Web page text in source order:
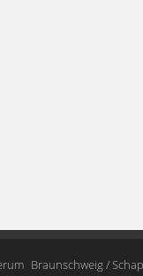
Braunschweig /